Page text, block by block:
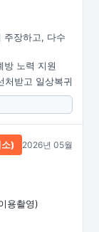
주장하고, 다수
방 노력 지원
처받고 일상복귀
용촬영)
소) 2026년 05월